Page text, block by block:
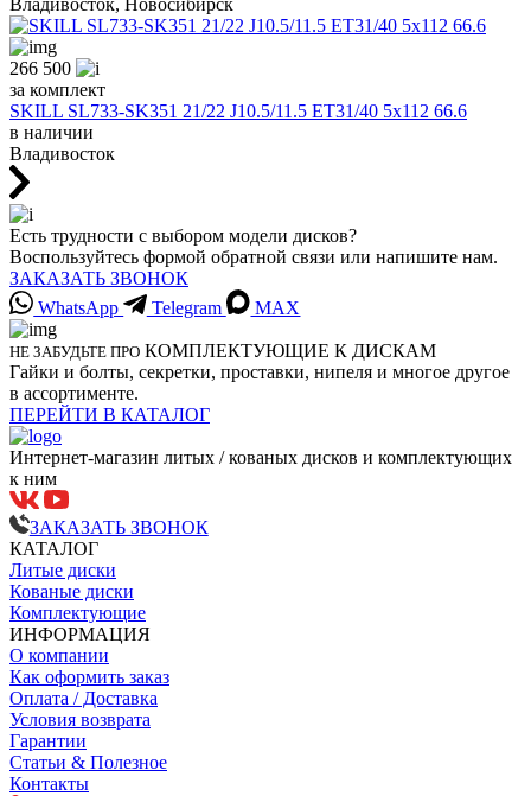
Владивосток, Новосибирск
266 500
за комплект
SKILL SL733-SK351 21/22 J10.5/11.5 ET31/40 5x112 66.6
в наличии
Владивосток
Есть трудности с выбором модели дисков?
Воспользуйтесь формой обратной связи или напишите нам.
ЗАКАЗАТЬ ЗВОНОК
WhatsApp
Telegram MAX
НЕ ЗАБУДЬТЕ ПРО КОМПЛЕКТУЮЩИЕ К ДИСКАМ
Гайки и болты, секретки, проставки, нипеля и многое другое
в ассортименте.
ПЕРЕЙТИ В КАТАЛОГ
Интернет-магазин литых / кованых дисков и комплектующих
к ним
ЗАКАЗАТЬ ЗВОНОК
КАТАЛОГ
Литые диски
Кованые диски
Комплектующие
ИНФОРМАЦИЯ
О компании
Как оформить заказ
Оплата / Доставка
Условия возврата
Гарантии
Статьи & Полезное
Контакты